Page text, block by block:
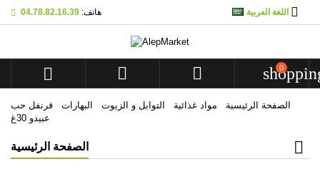
هاتف: 04.78.82.16.39 اللغة العربية 
   0
الصفحة الرئيسية مواد غذائية التوابل و الزيوت البهارات
قرنفل حب
عبيدو 30غ
الصفحة الرئيسية
Mes listes d'envies
add_circle_outline
Créer une nouvelle liste
Create wishlist
Wishlist name
Create
تسجيل الدخول
You need to be logged in to save products in your wishlist.
إلغاء